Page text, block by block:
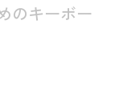
のキーボー